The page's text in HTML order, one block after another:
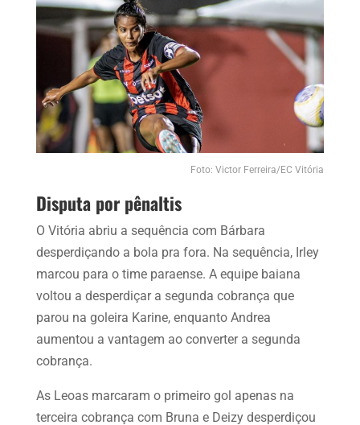
Foto: Victor Ferreira/EC Vitória
Disputa por pênaltis
O Vitória abriu a sequência com Bárbara
desperdiçando a bola pra fora. Na sequência, Irley
marcou para o time paraense. A equipe baiana
voltou a desperdiçar a segunda cobrança que
parou na goleira Karine, enquanto Andrea
aumentou a vantagem ao converter a segunda
cobrança.
As Leoas marcaram o primeiro gol apenas na
terceira cobrança com Bruna e Deizy desperdiçou